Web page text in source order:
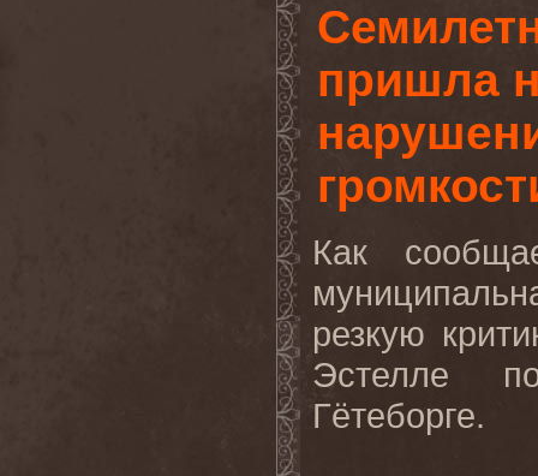
пришла
Как
резкую
Эстелле
Гётеборге.